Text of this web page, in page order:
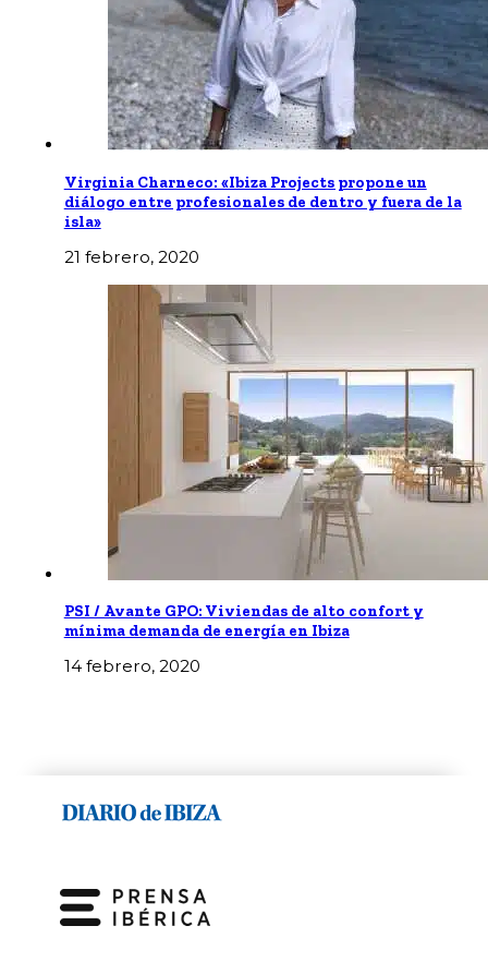
Virginia Charneco: «Ibiza Projects propone un
diálogo entre profesionales de dentro y fuera de la
isla»
21 febrero, 2020
PSI / Avante GPO: Viviendas de alto confort y
mínima demanda de energía en Ibiza
14 febrero, 2020